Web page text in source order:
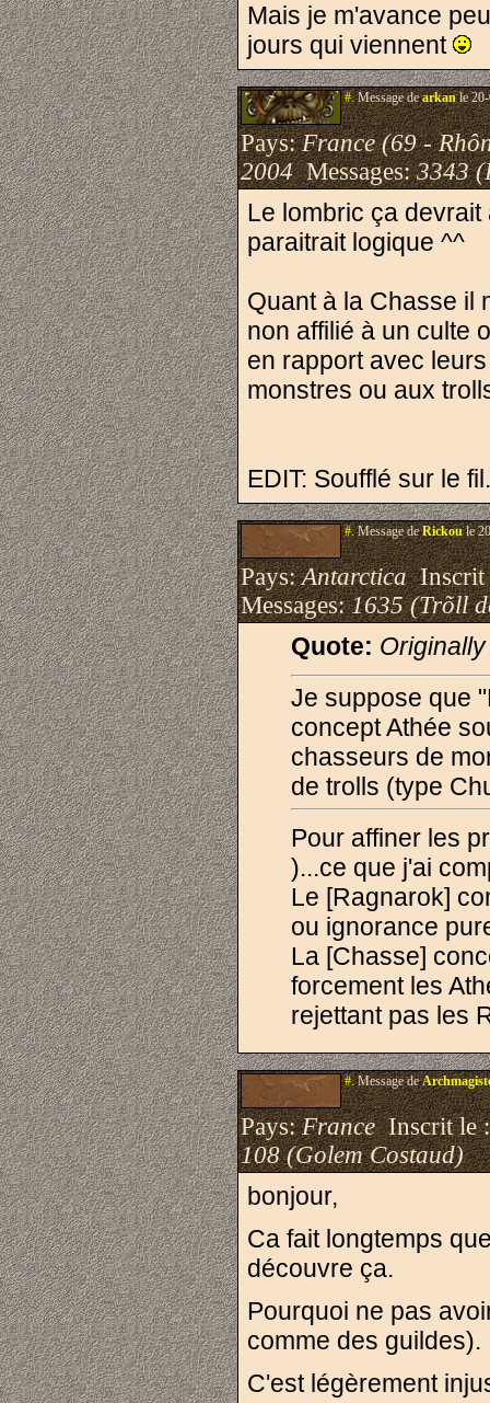
Mais je m'avance
jours qui viennent
#.Message dearkanle 20-
Pays:France (69 -
2004Messages:3343
Le lombric ça
paraitrait logique ^^
Quant à la Chasse il
non affilié à un culte
en rapport avec
monstres ou aux
EDIT: Soufflé sur le
#.Message deRickoule
Pays:AntarcticaInscrit
Messages:1635 (Trõll
Quote:
Je suppose que
concept Athée
chasseurs de
de trolls (type
Pour affiner les
)...ce que j'ai
Le [Ragnarok]
ou ignorance
La [Chasse]
forcement les
rejettant pas les
#.Message de
Pays:FranceInscrit le
108 (Golem Costaud)
bonjour,
Ca fait longtemps
découvre ça.
Pourquoi ne pas
comme des guildes).
C'est légèrement